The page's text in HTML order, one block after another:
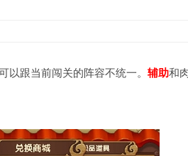
以跟当前闯关的阵容不统一。 辅助和